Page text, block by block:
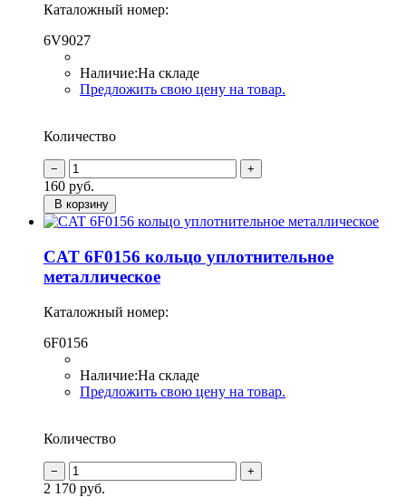
Каталожный номер:
6V9027
Наличие:На складе
Предложить свою цену на товар.
Количество
160 руб.
В корзину
CAT 6F0156 кольцо уплотнительное
металлическое
Каталожный номер:
6F0156
Наличие:На складе
Предложить свою цену на товар.
Количество
2 170 руб.